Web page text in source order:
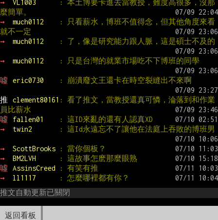
返回看板
→
VL1003
: 本土博要卡進去當教授，難度高很多，沒那
麼簡單。
→
much0112
: 只看薪水，博班不值得念，但其他角度來看
就不一定
→
much0112 : 了，像是研究能力跟人脈，這是碩士不及的
→ much0112 : 只是台灣的就業市場吃不下博班的同學
噓 eric0730 : 崩潰廢文王還卡在時空裂縫出不來啊
推 clement80161 : 看了推文，當教授還真可憐，淪落到和作業
員比薪水
噓
fallen01
: 這ID來亂的還有人認真XD
→
twin2 : 這Id永遠忘不了讓他在法庭上吞敗的博班男
→ ScottBrooks
: 當你個板？
→
BM2LVH
: 這故事怎麽那麼眼熟
噓
AssinsCreed
: 有笑有推
→
ll1117
: 怎麼哪裡都有你？
推文自動更新已關閉